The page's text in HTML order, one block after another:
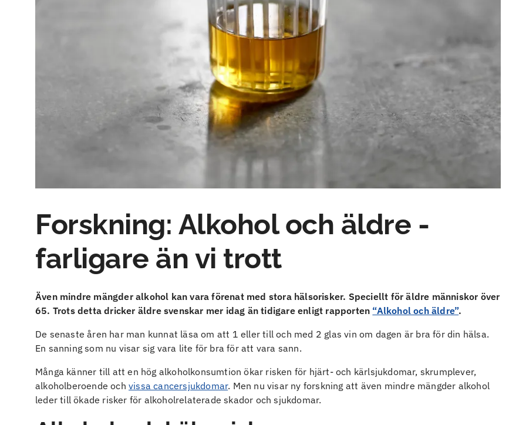
Forskning: Alkohol och äldre -
farligare än vi trott
Även mindre mängder alkohol kan vara förenat med stora hälsorisker. Speciellt för äldre människor över
65. Trots detta dricker äldre svenskar mer idag än tidigare enligt rapporten “Alkohol och äldre”.
De senaste åren har man kunnat läsa om att 1 eller till och med 2 glas vin om dagen är bra för din hälsa.
En sanning som nu visar sig vara lite för bra för att vara sann.
Många känner till att en hög alkoholkonsumtion ökar risken för hjärt- och kärlsjukdomar, skrumplever,
alkoholberoende och vissa cancersjukdomar. Men nu visar ny forskning att även mindre mängder alkohol
leder till ökade risker för alkoholrelaterade skador och sjukdomar.